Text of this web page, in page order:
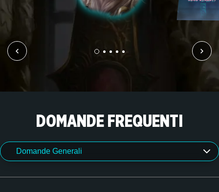
DOMANDE FREQUENTI